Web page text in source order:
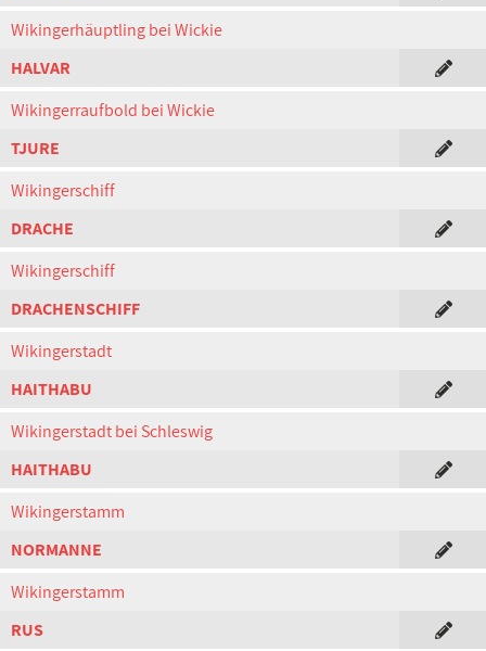
Wikingerhäuptling bei Wickie
HALVAR
Wikingerraufbold bei Wickie
TJURE
Wikingerschiff
DRACHE
Wikingerschiff
DRACHENSCHIFF
Wikingerstadt
HAITHABU
Wikingerstadt bei Schleswig
HAITHABU
Wikingerstamm
NORMANNE
Wikingerstamm
RUS